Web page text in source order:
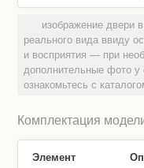
изображение двери
реального вида ввиду
и восприятия — при
дополнительные фото у
ознакомьтесь с
Комплектация
Элемент